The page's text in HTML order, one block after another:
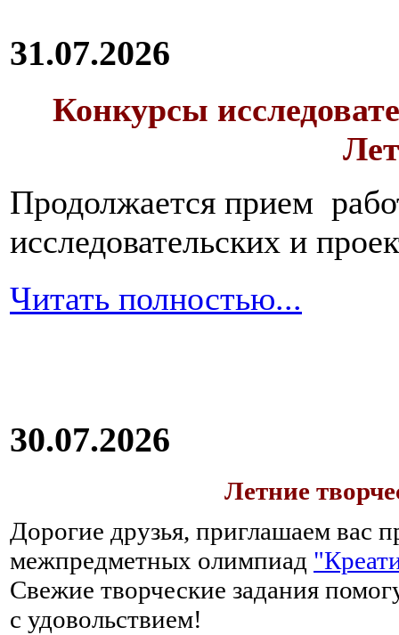
31.07.2026
Конкурсы
Продолжается прием
исследовательских и
Читать полностью...
30.07.2026
Летние
Дорогие друзья, приглашаем вас
межпредметных олимпиад
Свежие творческие задания
с удовольствием!